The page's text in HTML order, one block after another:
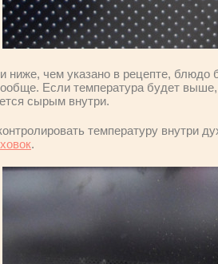
ниже, чем указано в рецепте, блюдо
Если температура будет
сырым внутри.
температуру внутри
.